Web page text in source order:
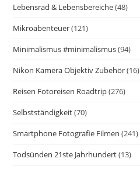
Lebensrad & Lebensbereiche(48)
Mikroabenteuer(121)
Minimalismus #minimalismus(94)
Nikon Kamera Objektiv Zubehör(16)
Reisen Fotoreisen Roadtrip(276)
Selbstständigkeit(70)
Smartphone Fotografie Filmen (241)
Todsünden 21ste Jahrhundert(13)